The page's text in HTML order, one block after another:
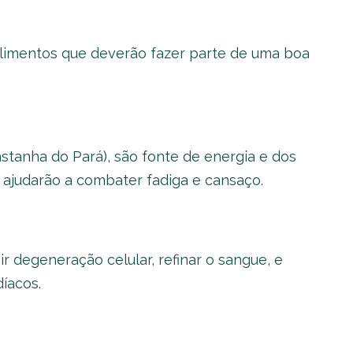
que deverão fazer parte de uma boa
do Pará), são fonte de energia e dos
a combater fadiga e cansaço.
degeneração celular, refinar o sangue, e